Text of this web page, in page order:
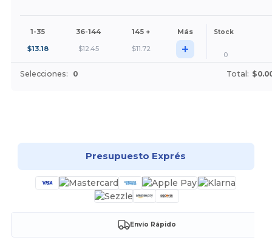
1-35 36-144 145 + Más Stock
$13.18 $12.45 $11.72 + 0
Selecciones: 0 Total:
Presupuesto Exprés
Envío Rápido